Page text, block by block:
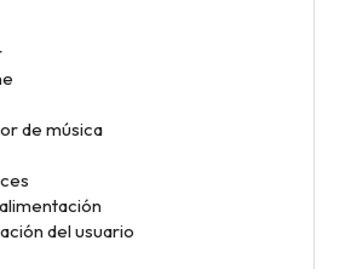
de música
del usuario